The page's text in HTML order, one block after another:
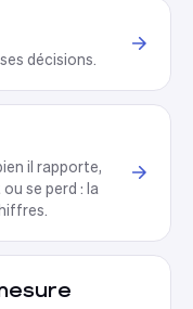
décisions
il rapporte,
se perd : la